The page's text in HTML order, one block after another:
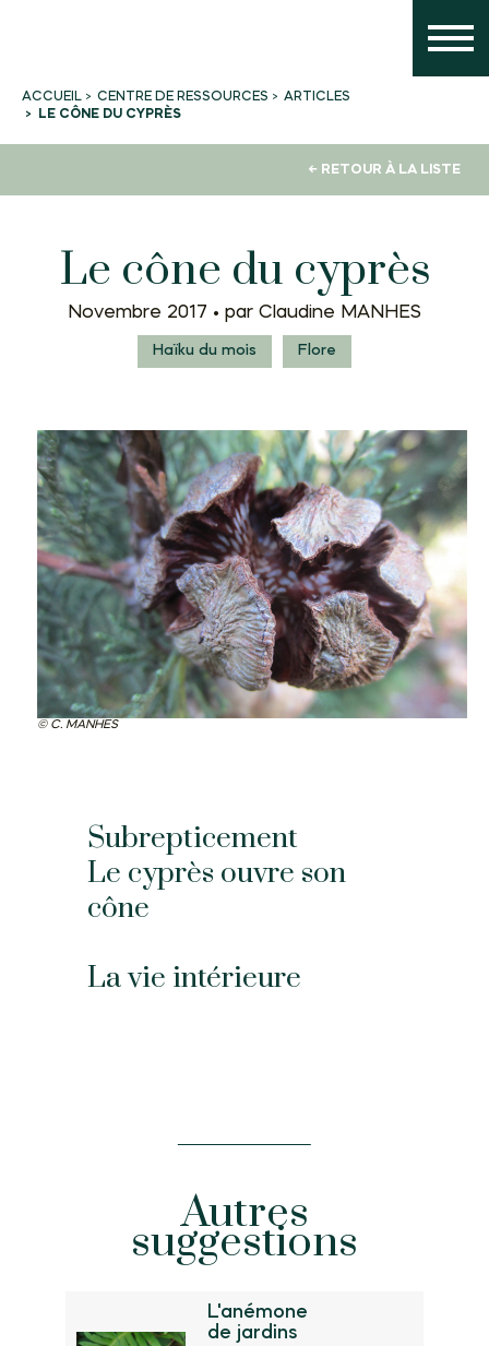
ACCUEIL CENTRE DE RESSOURCES
ARTICLES
LE CÔNE DU CYPRÈS
← RETOUR À LA LISTE
Le cône du cyprès
Novembre 2017 • par Claudine MANHES
Haïku du mois Flore
C. MANHES
Subrepticement
Le cyprès ouvre son
cône
La vie intérieure
Autres
suggestions
L'anémone
de jardins